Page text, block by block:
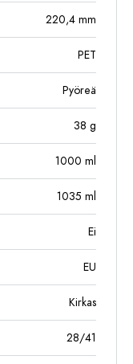
220,4 mm
PET
Pyöreä
38 g
1000 ml
1035 ml
Ei
EU
Kirkas
28/41